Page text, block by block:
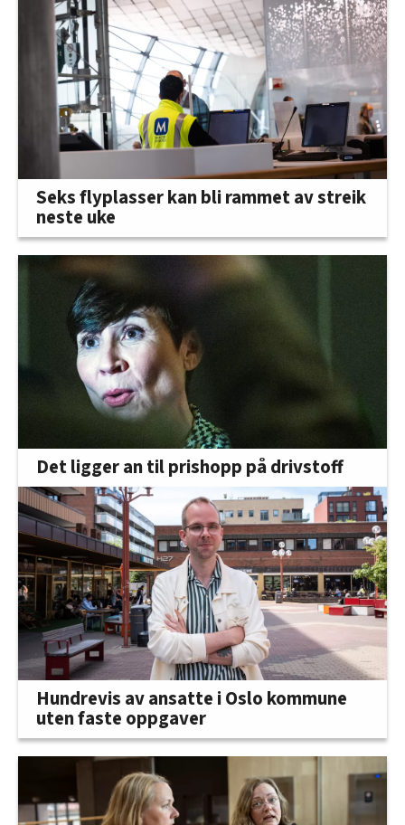
Seks flyplasser kan bli rammet av streik
neste uke
Det ligger an til prishopp på drivstoff
Hundrevis av ansatte i Oslo kommune
uten faste oppgaver